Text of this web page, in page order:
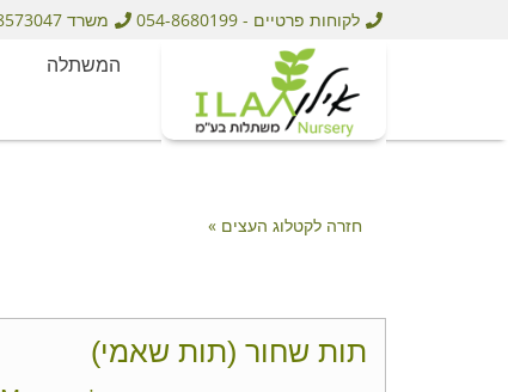
לקוחות פרטיים - 054-8680199 משרד 08-8573047
המשתלה
חזרה לקטלוג העצים »
תות שחור (תות שאמי)